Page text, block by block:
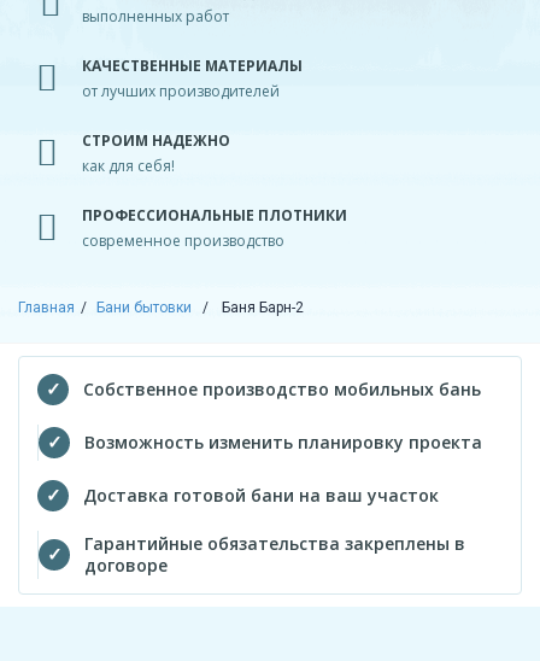
выполненных работ
КАЧЕСТВЕННЫЕ МАТЕРИАЛЫ
от лучших производителей
СТРОИМ НАДЕЖНО
как для себя!
ПРОФЕССИОНАЛЬНЫЕ ПЛОТНИКИ
современное производство
Главная Бани бытовки Баня Барн-2
Собственное производство мобильных бань
Возможность изменить планировку проекта
Доставка готовой бани на ваш участок
Гарантийные обязательства закреплены в
договоре